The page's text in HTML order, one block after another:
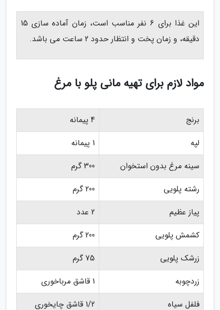
این غذا برای 6 نفر مناسب است، زمان آماده سازی 15
دقیقه، و زمان پخت و انتظار حدود 2 ساعت می باشد.
مواد لازم برای تهیه مانی پلو با مرغ
برنج
4 پیمانه
لپه
1 پیمانه
سینه مرغ بدون استخوان
300 گرم
رشته پلویی
200 گرم
پیاز عظیم
2 عدد
کشمش پلویی
200 گرم
زرشک پلویی
75 گرم
زردچوبه
1 قاشق مرباخوری
فلفل سیاه
1/2 قاشق چایخوری